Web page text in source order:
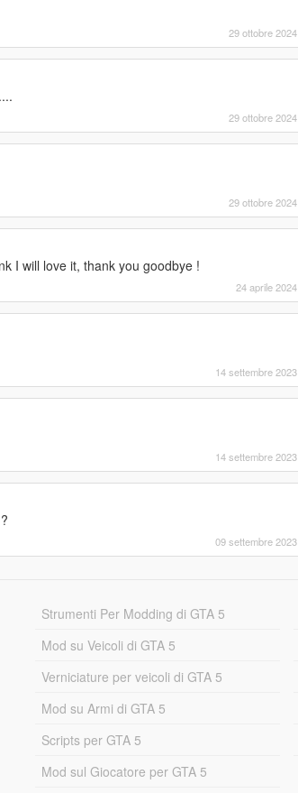
29 ottobre 2024
29 ottobre 2024
29 ottobre 2024
I will love it, thank you goodbye !
24 aprile 2024
14 settembre 2023
14 settembre 2023
09 settembre 2023
Strumenti Per Modding di GTA 5
Mod su Veicoli di GTA 5
Verniciature per veicoli di GTA 5
Mod su Armi di GTA 5
Scripts per GTA 5
Mod sul Giocatore per GTA 5